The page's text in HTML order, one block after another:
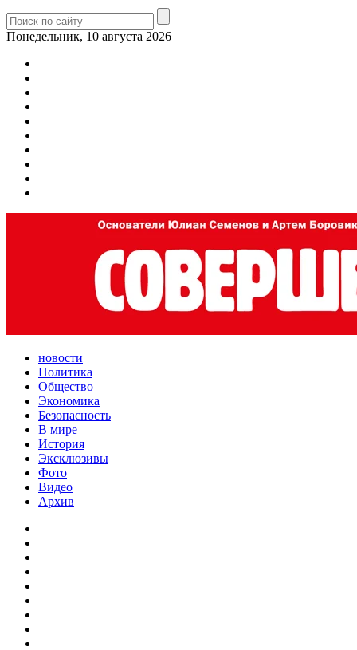
Понедельник, 10 августа 2026
новости
Политика
Общество
Экономика
Безопасность
В мире
История
Эксклюзивы
Фото
Видео
Архив